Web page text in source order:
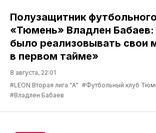
Полузащитник
«Тюмень» Владлен
было реализовывать свои
в первом тайме»
8 августа, 22:01
#LEON Вторая лига "А" #Футбольный клуб
#Владлен Бабаев